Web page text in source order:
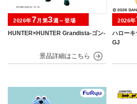
HUNTER×HUNTER Grandista-ゴン-
2026年7月第3週～登場
ハロー
GJ
2026年